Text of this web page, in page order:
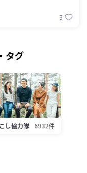
3
タグ
し協力隊
6932件